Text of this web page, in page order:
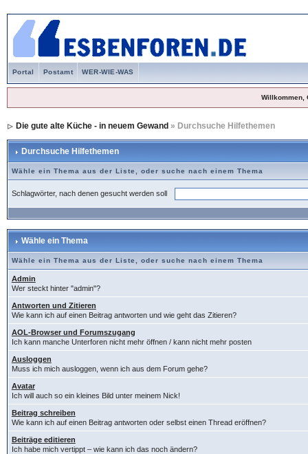
Portal Postamt WER-WIE-WAS
Willkommen,
Die gute alte Küche - in neuem Gewand » Durchsuche Hilfethemen
Durchsuche Hilfethemen
Wähle ein Thema aus der Liste, oder suche nach einem Thema
Schlagwörter, nach denen gesucht werden soll
Wähle ein Thema
Wähle ein Thema aus der Liste, oder suche nach einem Thema
Admin
Wer steckt hinter "admin"?
Antworten und Zitieren
Wie kann ich auf einen Beitrag antworten und wie geht das Zitieren?
AOL-Browser und Forumszugang
Ich kann manche Unterforen nicht mehr öffnen / kann nicht mehr posten
Ausloggen
Muss ich mich ausloggen, wenn ich aus dem Forum gehe?
Avatar
Ich will auch so ein kleines Bild unter meinem Nick!
Beitrag schreiben
Wie kann ich auf einen Beitrag antworten oder selbst einen Thread eröffnen?
Beiträge editieren
Ich habe mich vertippt – wie kann ich das noch ändern?